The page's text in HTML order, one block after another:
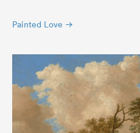
Painted Love